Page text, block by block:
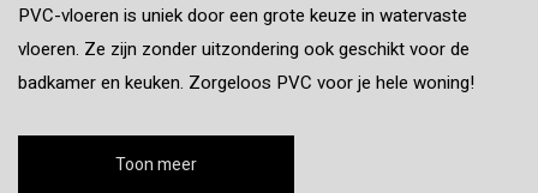
PVC-vloeren is uniek door een grote keuze in watervaste
vloeren. Ze zijn zonder uitzondering ook geschikt voor de
badkamer en keuken. Zorgeloos PVC voor je hele woning!
Toon meer